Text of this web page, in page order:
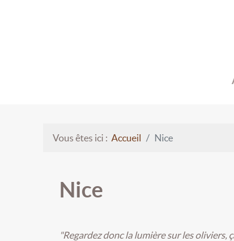
Vous êtes ici : Accueil Nice
Nice
"Regardez donc la lumière sur les oliviers,